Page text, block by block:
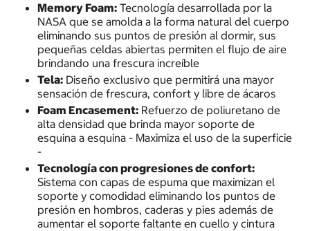
Memory Foam:Tecnología desarrollada por la
NASA que se amolda a la forma natural del cuerpo
eliminando sus puntos de presión al dormir, sus
pequeñas celdas abiertas permiten el flujo de aire
brindando una frescura increíble
Tela:Diseño exclusivo que permitirá una mayor
sensación de frescura, confort y libre de ácaros
Foam Encasement:Refuerzo de poliuretano de
alta densidad que brinda mayor soporte de
esquina a esquina - Maximiza el uso de la superficie
-
Tecnología con progresiones de confort:
Sistema con capas de espuma que maximizan el
soporte y comodidad eliminando los puntos de
presión en hombros, caderas y pies además de
aumentar el soporte faltante en cuello y cintura